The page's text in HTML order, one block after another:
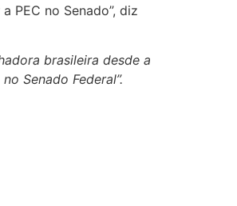
PEC no Senado”, diz
brasileira desde a
Senado Federal”.